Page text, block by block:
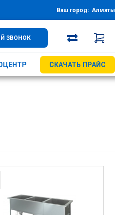
Ваш город: Алматы
ЗВОНОК
СКАЧАТЬ ПРАЙС